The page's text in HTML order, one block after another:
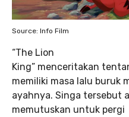
Source: Info Film
“The Lion
King” menceritakan
memiliki masa lalu buruk
ayahnya. Singa tersebut
memutuskan untuk pergi